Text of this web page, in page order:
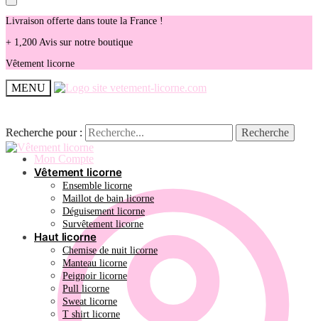
Livraison offerte dans toute la France !
+ 1,200 Avis sur notre boutique
Vêtement licorne
MENU
Recherche pour : Recherche
Mon Compte
Recherche pour : Recherche
Vêtement licorne
Ensemble licorne
Maillot de bain licorne
Déguisement licorne
Survêtement licorne
Haut licorne
Chemise de nuit licorne
Manteau licorne
Peignoir licorne
Pull licorne
Sweat licorne
T shirt licorne